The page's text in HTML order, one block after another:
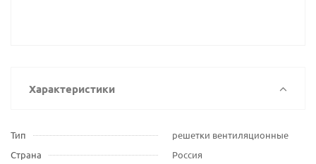
Характеристики
Тип
решетки вентиляционные
Страна
Россия